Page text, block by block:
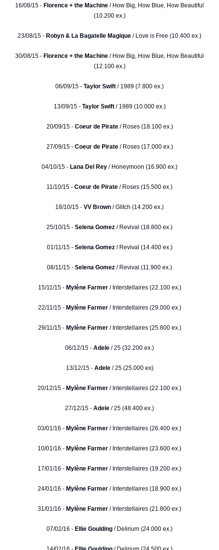
16/08/15 - Florence + the Machine / How Big, How Blue, How Beautiful
(10.200 ex.)
23/08/15 - Robyn & La Bagatelle Magique / Love is Free (10.400 ex.)
30/08/15 - Florence + the Machine / How Big, How Blue, How Beautiful
(12.100 ex.)
06/09/15 - Taylor Swift / 1989 (7.800 ex.)
13/09/15 - Taylor Swift / 1989 (10.000 ex.)
20/09/15 - Coeur de Pirate/ Roses (18.100 ex.)
27/09/15 - Coeur de Pirate/ Roses (17.000 ex.)
04/10/15 - Lana Del Rey / Honeymoon (16.900 ex.)
11/10/15 - Coeur de Pirate / Roses (15.500 ex.)
18/10/15 - VV Brown / Glitch (14.200 ex.)
25/10/15 - Selena Gomez / Revival (18.800 ex.)
01/11/15 - Selena Gomez/ Revival (14.400 ex.)
08/11/15 - Selena Gomez / Revival (11.900 ex.)
15/11/15 - Mylène Farmer/ Interstellaires (22.100 ex.)
22/11/15 - Mylène Farmer/ Interstellaires (29.000 ex.)
29/11/15 - Mylène Farmer/ Interstellaires (25.800 ex.)
06/12/15 - Adele / 25 (32.200 ex.)
13/12/15 - Adele / 25 (25.000 ex)
20/12/15 - Mylène Farmer / Interstellaires (22.100 ex.)
27/12/15 - Adele / 25 (48.400 ex.)
03/01/16 - Mylène Farmer / Interstellaires (26.400 ex.)
10/01/16 - Mylène Farmer / Interstellaires (23.600 ex.)
17/01/16 - Mylène Farmer / Interstellaires (19.200 ex.)
24/01/16 - Mylène Farmer / Interstellaires (18.900 ex.)
31/01/16 - Mylène Farmer / Interstellaires (21.800 ex.)
07/02/16 - Ellie Goulding / Delirium (24.000 ex.)